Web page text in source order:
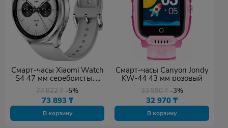
Смарт-часы Xiaomi Watch
S4 47 мм серебристый-
белый
77 822₸ -5%
73 893 ₸
В корзину
Смарт-часы Canyon Jondy
KW-44 43 мм розовый
33 990₸ -3%
32 970₸
В корзину